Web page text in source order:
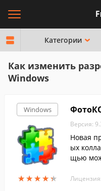
Категории
Как изменить
Windows
Windows
★★★★★
★★★★★
Версия:
Новая
ых
щью
Лицензия: